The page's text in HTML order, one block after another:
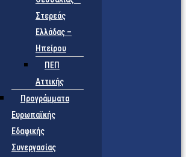
Στερεάς
Ελλάδας –
Ηπείρου
ΠΕΠ
Αττικής
Προγράμματα
Ευρωπαϊκής
Εδαφικής
Συνεργασίας